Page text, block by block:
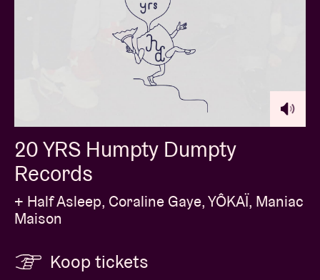
20 YRS Humpty Dumpty
Records
+ Half Asleep, Coraline Gaye, YÔKAÏ, Maniac
Maison
Koop tickets